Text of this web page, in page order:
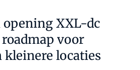
opening XXL-dc
voor
kleinere locaties